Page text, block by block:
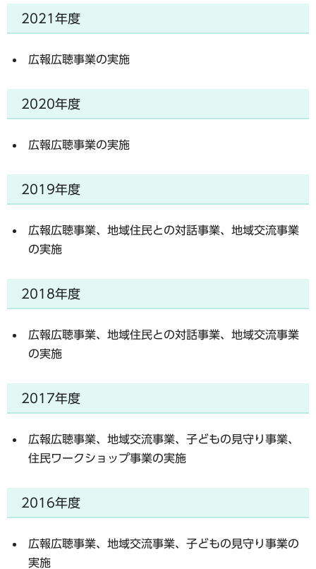
2021年度
広報広聴事業の実施
2020年度
広報広聴事業の実施
2019年度
広報広聴事業、地域住民との対話事業、地域交流事業
の実施
2018年度
広報広聴事業、地域住民との対話事業、地域交流事業
の実施
2017年度
広報広聴事業、地域交流事業、子どもの見守り事業、
住民ワークショップ事業の実施
2016年度
広報広聴事業、地域交流事業、子どもの見守り事業の
実施